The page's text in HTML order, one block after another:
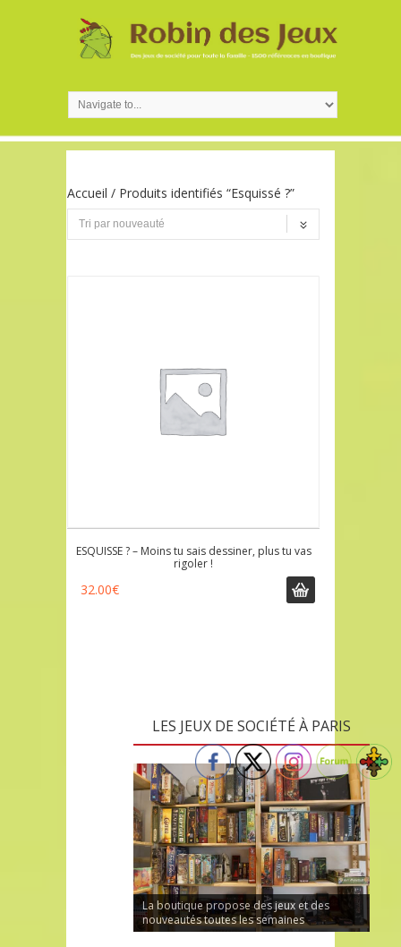
Accueil / Produits identifiés “Esquissé ?”
ESQUISSE ? – Moins tu sais dessiner, plus tu vas
rigoler !
32.00€
LES JEUX DE SOCIÉTÉ À PARIS
La boutique propose des jeux et des
nouveautés toutes les semaines